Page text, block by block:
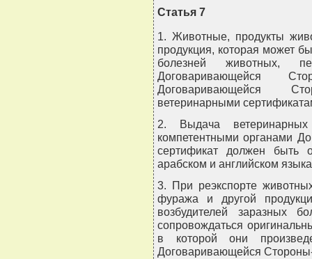
Статья 7
1. Животные, продукты
продукция, которая может
болезней животных,
Договаривающейся
Договаривающейся
ветеринарными
2. Выдача ветеринарных
компетентными органами
сертификат должен быть
арабском и английском
3. При реэкспорте
фуража и другой
возбудителей заразных
сопровождаться
в которой они
Договаривающейся